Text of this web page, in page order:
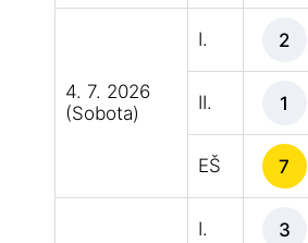
4. 7. 2026
(Sobota)
I. 2
II. 1
EŠ 7
I. 3